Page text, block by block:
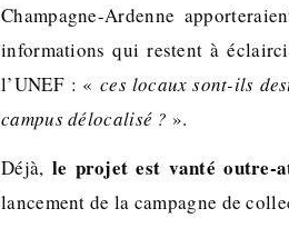
Champagne-Ardenne
informations qui restent à
l’UNEF : « ces locaux sont-ils
campus délocalisé ? ».
Déjà, le projet est vanté outre-
lancement de la campagne de